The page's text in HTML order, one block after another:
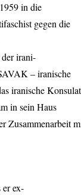
in die
gegen die
irani-
– iranische
iranische Konsulat
in sein Haus
Zusammenarbeit
ex-